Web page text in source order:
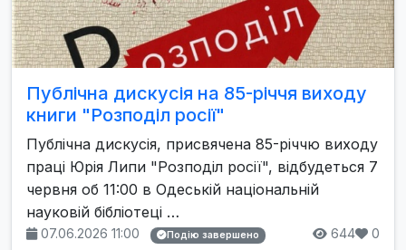
Публічна дискусія на 85-річчя виходу
книги "Розподіл росії"
Публічна дискусія, присвячена 85-річчю виходу
праці Юрія Липи "Розподіл росії", відбудеться 7
червня об 11:00 в Одеській національній
науковій бібліотеці …
07.06.2026 11:00 Подію завершено 644 0